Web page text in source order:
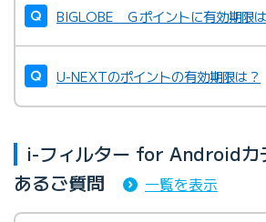
BIGLOBE Ｇポイントに有効期限
U-NEXTのポイントの有効期限は？
i-フィルター for Androidカ
あるご質問
一覧を表示